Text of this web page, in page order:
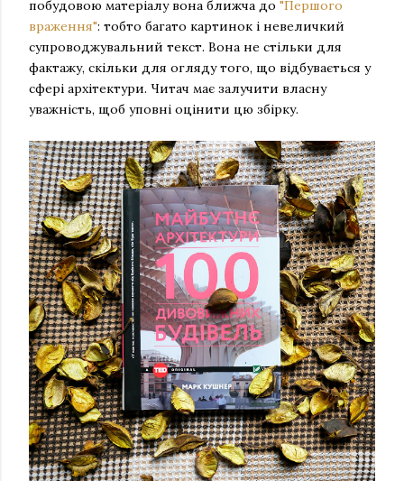
побудовою матеріалу вона ближча до "Першого
враження": тобто багато картинок і невеличкий
супроводжувальний текст. Вона не стільки для
фактажу, скільки для огляду того, що відбувається у
сфері архітектури. Читач має залучити власну
уважність, щоб уповні оцінити цю збірку.